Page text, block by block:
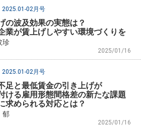
2025.01-02月号
2025/01/16
の波及効果の実態は？
業が賃上げしやすい環境づくりを
2025.01-02月号
2025/01/16
足と最低賃金の引き上げが
ける雇用形態間格差の新たな課題
求められる対応とは？